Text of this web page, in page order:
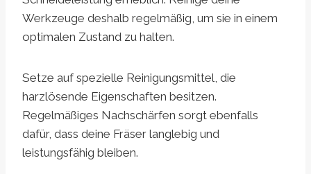
Werkzeuge deshalb regelmäßig, um sie in einem
optimalen Zustand zu halten.
Setze auf spezielle Reinigungsmittel, die
harzlösende Eigenschaften besitzen.
Regelmäßiges Nachschärfen sorgt ebenfalls
dafür, dass deine Fräser langlebig und
leistungsfähig bleiben.